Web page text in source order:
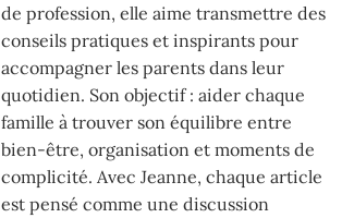
de profession, elle aime transmettre des
conseils pratiques et inspirants pour
accompagner les parents dans leur
quotidien. Son objectif : aider chaque
famille à trouver son équilibre entre
bien-être, organisation et moments de
complicité. Avec Jeanne, chaque article
est pensé comme une discussion